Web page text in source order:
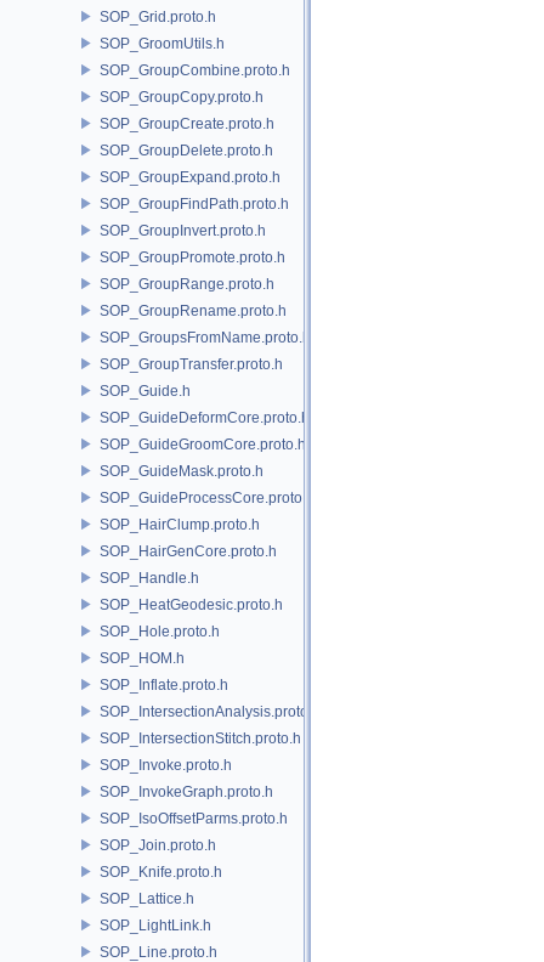
SOP_Grid.proto.h
SOP_GroomUtils.h
SOP_GroupCombine.proto.h
SOP_GroupCopy.proto.h
SOP_GroupCreate.proto.h
SOP_GroupDelete.proto.h
SOP_GroupExpand.proto.h
SOP_GroupFindPath.proto.h
SOP_GroupInvert.proto.h
SOP_GroupPromote.proto.h
SOP_GroupRange.proto.h
SOP_GroupRename.proto.h
SOP_GroupsFromName.proto.h
SOP_GroupTransfer.proto.h
SOP_Guide.h
SOP_GuideDeformCore.proto.h
SOP_GuideGroomCore.proto.h
SOP_GuideMask.proto.h
SOP_GuideProcessCore.proto.h
SOP_HairClump.proto.h
SOP_HairGenCore.proto.h
SOP_Handle.h
SOP_HeatGeodesic.proto.h
SOP_Hole.proto.h
SOP_HOM.h
SOP_Inflate.proto.h
SOP_IntersectionAnalysis.proto.h
SOP_IntersectionStitch.proto.h
SOP_Invoke.proto.h
SOP_InvokeGraph.proto.h
SOP_IsoOffsetParms.proto.h
SOP_Join.proto.h
SOP_Knife.proto.h
SOP_Lattice.h
SOP_LightLink.h
SOP_Line.proto.h